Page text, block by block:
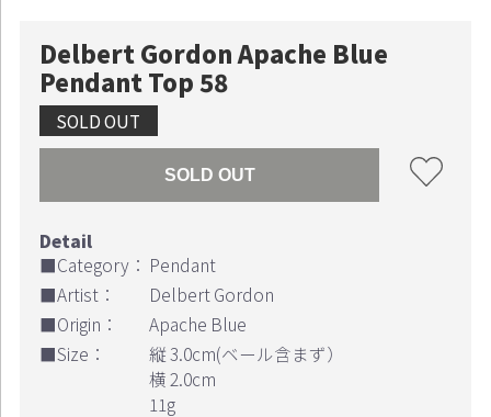
Delbert Gordon Apache Blue
Pendant Top 58
SOLD OUT
SOLD OUT
■Category： Pendant
■Artist：
Delbert Gordon
■Origin：
Apache Blue
■Size：
縦 3.0cm(ベール含まず）
横 2.0cm
11g
Continue shopping